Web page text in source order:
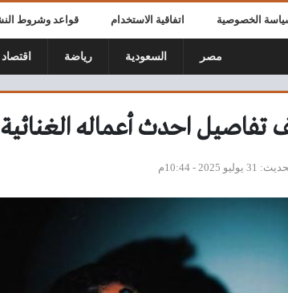
الخصوصية اتفاقية الاستخدام قواعد وشروط
مصر السعودية رياضة اقتصاد
احدث أعماله الغنائية
31 يوليو 2025 - 10:44م